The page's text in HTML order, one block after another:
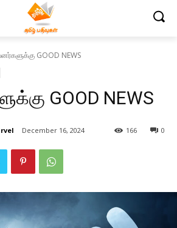
GOOD NEWS
GOOD NEWS
December 16, 2024 0
166